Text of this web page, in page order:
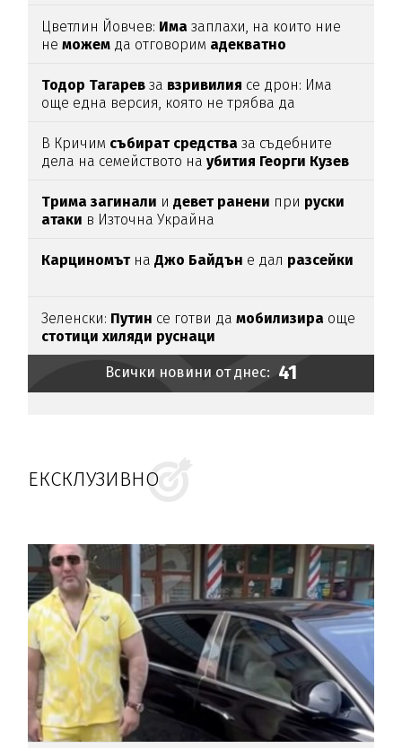
Цветлин Йовчев: Има заплахи, на които ние
неможем да отговорим адекватно
Тодор Тагарев за взривилия се дрон: Има
още една версия, която не трябва да
В Кричим събират средства за съдебните
дела на семейството наубития Георги Кузев
Трима загинали идевет ранени при руски
атаки в Източна Украйна
КарциномътнаДжо Байдън е дал разсейки
Зеленски: Путин се готви дамобилизира още
стотици хиляди руснаци
Всички новини от днес: 41
ЕКСКЛУЗИВНО